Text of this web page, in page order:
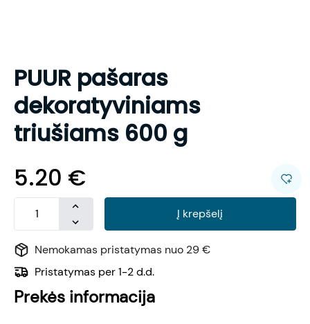
PUUR pašaras
dekoratyviniams
triušiams 600 g
5.20 €
Į krepšelį
Nemokamas pristatymas nuo 29 €
Pristatymas per 1-2 d.d.
Prekės informacija